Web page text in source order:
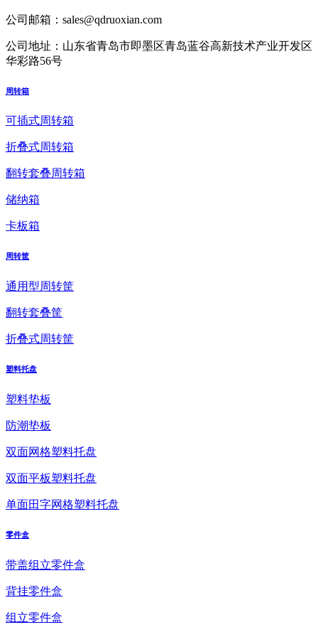
公司邮箱： sales@qdruoxian.com
公司地址： 山东省青岛市即墨区青岛蓝谷高新技术产业开发区
华彩路56号
周转箱
可插式周转箱
折叠式周转箱
翻转套叠周转箱
储纳箱
卡板箱
周转筐
通用型周转筐
翻转套叠筐
折叠式周转筐
塑料托盘
塑料垫板
防潮垫板
双面网格塑料托盘
双面平板塑料托盘
单面田字网格塑料托盘
零件盒
带盖组立零件盒
背挂零件盒
组立零件盒